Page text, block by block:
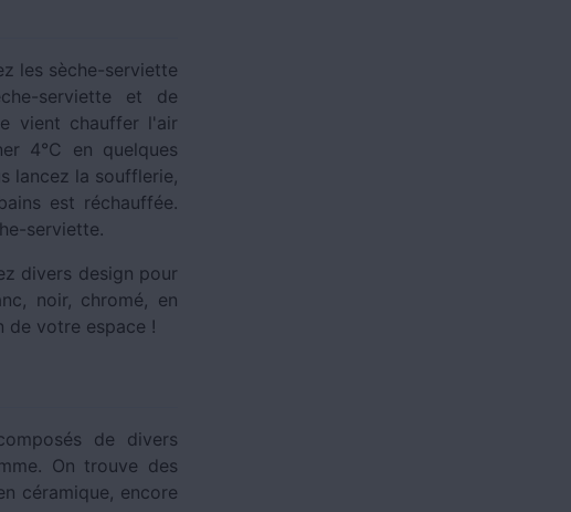
les sèche-serviette
serviette et de
vient chauffer l'air
4°C en quelques
lancez la soufflerie,
est réchauffée.
serviette.
divers design pour
noir, chromé, en
de votre espace !
de divers
On trouve des
céramique, encore